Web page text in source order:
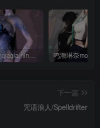
剑来-宁姚qiaqia.ningyao-re.1
下一篇
咒语浪人/Spelldrifter